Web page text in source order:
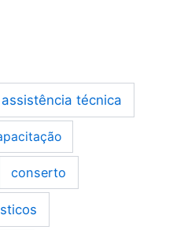
assistência técnica
conserto